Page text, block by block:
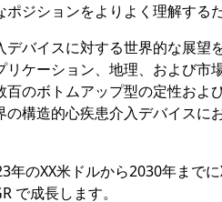
ジションをよりよく理解する
バイスに対する世界的な展望
ケーション、地理、および市
のボトムアップ型の定性およ
構造的心疾患介入デバイスに
のXX米ドルから2030年まで
で成長します。